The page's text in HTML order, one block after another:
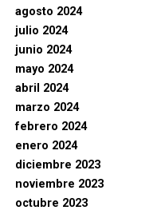
agosto 2024
julio 2024
junio 2024
mayo 2024
abril 2024
marzo 2024
febrero 2024
enero 2024
diciembre 2023
noviembre 2023
octubre 2023